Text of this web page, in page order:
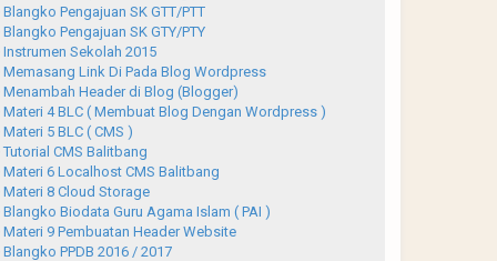
Blangko Pengajuan SK GTT/PTT
Blangko Pengajuan SK GTY/PTY
Instrumen Sekolah 2015
Memasang Link Di Pada Blog Wordpress
Menambah Header di Blog (Blogger)
Materi 4 BLC ( Membuat Blog Dengan Wordpress )
Materi 5 BLC ( CMS )
Tutorial CMS Balitbang
Materi 6 Localhost CMS Balitbang
Materi 8 Cloud Storage
Blangko Biodata Guru Agama Islam ( PAI )
Materi 9 Pembuatan Header Website
Blangko PPDB 2016 / 2017